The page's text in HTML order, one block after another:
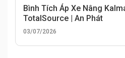
Bình Tích Áp Xe Nâng
TotalSource | An Phát
03/07/2026